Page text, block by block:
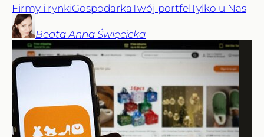
Firmy i rynkiGospodarkaTwój portfelTylko u Nas
Beata Anna Święcicka